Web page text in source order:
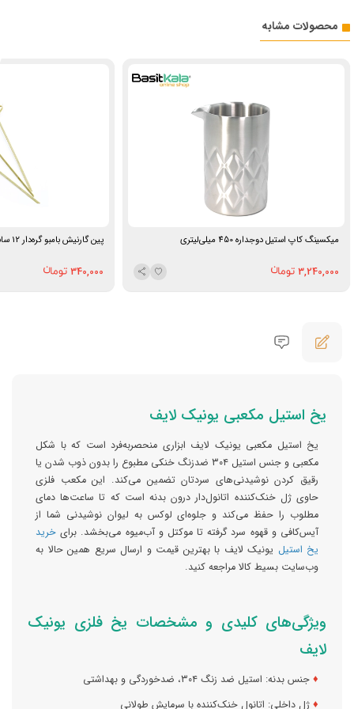
محصولات مشابه
میکسینگ کاپ استیل دوجداره 450 میلی‌لیتری
3,240,000
پین گارنیش بامبو گره‌دار 12 سانتی متری
340,000
یخ استیل مکعبی یونیک لایف
یخ استیل مکعبی یونیک لایف ابزاری منحصر‌به‌فرد است که با شکل
مکعبی و جنس استیل ۳۰۴ ضد‌زنگ خنکی مطبوع را بدون ذوب شدن یا
رقیق کردن نوشیدنی‌های سردتان تضمین می‌کند. این مکعب فلزی
حاوی ژل خنک‌کننده اتانول‌دار درون بدنه است که تا ساعت‌ها دمای
مطلوب را حفظ می‌کند و جلوه‌ای لوکس به لیوان‌ نوشیدنی شما از
آیس‌کافی و قهوه سرد گرفته تا موکتل و آب‌میوه می‌بخشد. برای خرید
یخ استیل یونیک لایف با بهترین قیمت و ارسال سریع همین حالا به
وب‌سایت بسیط کالا مراجعه کنید.
ویژگی‌های کلیدی و مشخصات یخ فلزی یونیک
لایف
♦ جنس بدنه: استیل ضد زنگ ۳۰۴، ضد‌خوردگی و بهداشتی
♦ ژل داخلی: اتانول خنک‌کننده با سرمایش طولانی